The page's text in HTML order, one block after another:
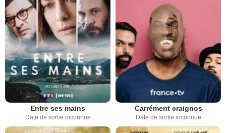
Entre ses mains
Date de sortie inconnue
Carrément craignos
Date de sortie inconnue